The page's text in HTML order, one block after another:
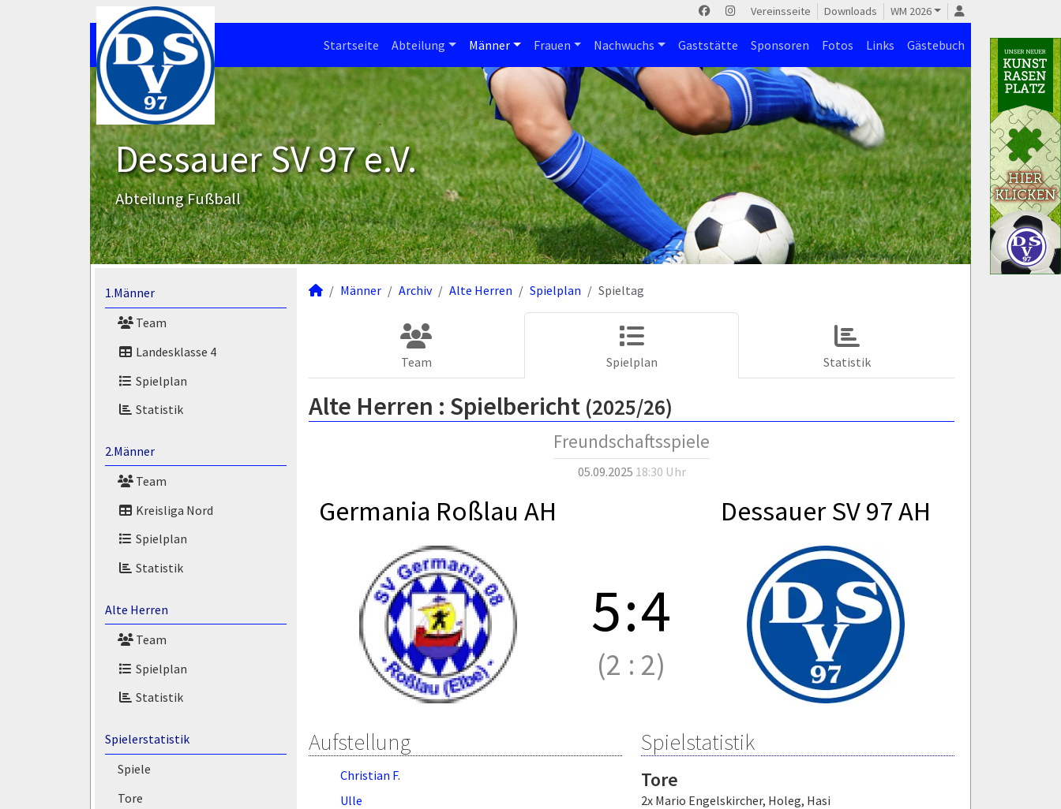
Vereinsseite Downloads WM 2026
Startseite Abteilung Männer Frauen Nachwuchs Gaststätte Sponsoren Fotos Links Gästebuch
Dessauer SV 97 e.V.
Abteilung Fußball
1.Männer
Team
Landesklasse 4
Spielplan
Statistik
2.Männer
Team
Kreisliga Nord
Spielplan
Statistik
Alte Herren
Team
Spielplan
Statistik
Spielerstatistik
Spiele
Tore
Männer Archiv Alte Herren Spielplan Spieltag
Team Spielplan Statistik
Alte Herren : Spielbericht (2025/26)
Freundschaftsspiele
05.09.2025 18:30 Uhr
Germania Roßlau AH Dessauer SV 97 AH
5:4
(2 : 2)
Aufstellung
Christian F.
Ulle
Spielstatistik
Tore
2x Mario Engelskircher, Holeg, Hasi